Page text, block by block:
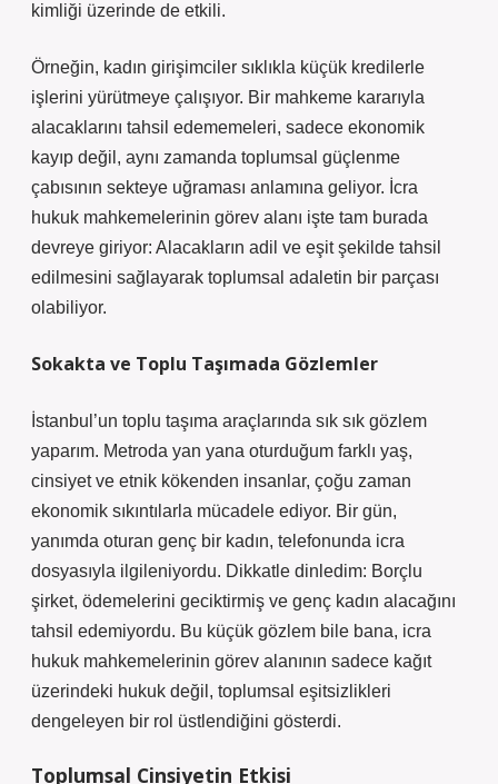
kimliği üzerinde de etkili.
Örneğin, kadın girişimciler sıklıkla küçük kredilerle
işlerini yürütmeye çalışıyor. Bir mahkeme kararıyla
alacaklarını tahsil edememeleri, sadece ekonomik
kayıp değil, aynı zamanda toplumsal güçlenme
çabısının sekteye uğraması anlamına geliyor. İcra
hukuk mahkemelerinin görev alanı işte tam burada
devreye giriyor: Alacakların adil ve eşit şekilde tahsil
edilmesini sağlayarak toplumsal adaletin bir parçası
olabiliyor.
Sokakta ve Toplu Taşımada Gözlemler
İstanbul’un toplu taşıma araçlarında sık sık gözlem
yaparım. Metroda yan yana oturduğum farklı yaş,
cinsiyet ve etnik kökenden insanlar, çoğu zaman
ekonomik sıkıntılarla mücadele ediyor. Bir gün,
yanımda oturan genç bir kadın, telefonunda icra
dosyasıyla ilgileniyordu. Dikkatle dinledim: Borçlu
şirket, ödemelerini geciktirmiş ve genç kadın alacağını
tahsil edemiyordu. Bu küçük gözlem bile bana, icra
hukuk mahkemelerinin görev alanının sadece kağıt
üzerindeki hukuk değil, toplumsal eşitsizlikleri
dengeleyen bir rol üstlendiğini gösterdi.
Toplumsal Cinsiyetin Etkisi